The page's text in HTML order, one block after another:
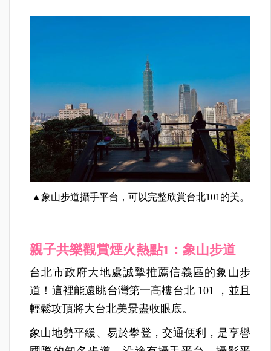
▲象山步道攝手平台，可以完整欣賞台北101的美。
親子共樂觀賞煙火熱點1：象山步道
台北市政府大地處誠摯推薦信義區的象山步
道！這裡能遠眺台灣第一高樓台北 101 ，並且
輕鬆攻頂將大台北美景盡收眼底。
象山地勢平緩、易於攀登，交通便利，是享譽